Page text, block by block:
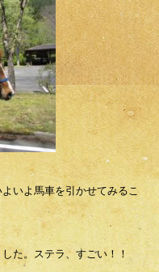
いよ馬車を引かせてみるこ
た。ステラ、すごい！！